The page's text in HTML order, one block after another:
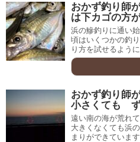
おかず釣り師
は下カゴの方
浜の鰺釣りに通い
頃はいくつかの釣
り方を試せるよう
おかず釣り師
小さくても ず
遠い南の海が荒れ
大きくなくても浜
まりができています